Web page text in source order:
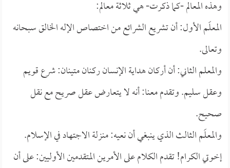
وهذه المعالم -كما ذكرت- هي ثلاثة معالم:
المعلَم الأول: أن تشريع الشرائع من اختصاص الإله الخالق سبحانه
وتعالى.
والمعلم الثاني: أن أركان هداية الإنسان ركنان متينان: شرع قويم
وعقل سليم. وتقدم معنا: أنه لا يتعارض عقل صريح مع نقل
صحيح.
والمعلَم الثالث الذي ينبغي أن نعيه: منزلة الاجتهاد في الإسلام.
إخوتي الكرام! تقدم الكلام على الأمرين المتقدمين الأوليين: على أن